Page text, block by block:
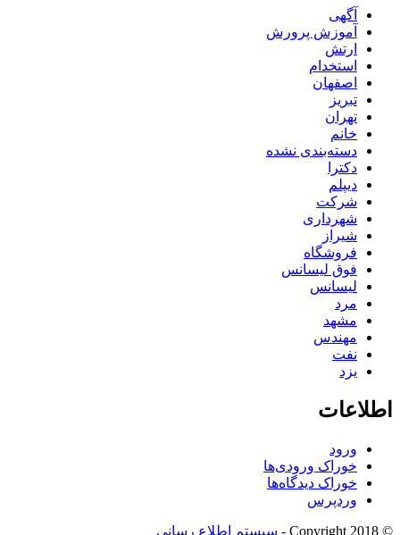
آگهی
آموزش پرورش
ارتش
استخدام
اصفهان
تبریز
تهران
خانم
دسته‌بندی نشده
دکترا
دیپلم
شرکت
شهرداری
شیراز
فروشگاه
فوق لیسانس
لیسانس
مرد
مشهد
مهندس
نفت
یزد
اطلاعات
ورود
خوراک ورودی‌ها
خوراک دیدگاه‌ها
وردپرس
© Copyright 2018 - سیستم اطلاع رسانی